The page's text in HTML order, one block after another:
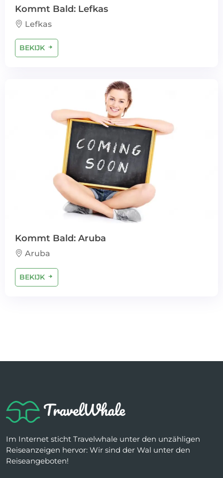
Kommt Bald: Lefkas
Lefkas
BEKIJK
Kommt Bald: Aruba
Aruba
BEKIJK
Im Internet sticht Travelwhale unter den unzähligen
Reiseanzeigen hervor: Wir sind der Wal unter den
Reiseangeboten!